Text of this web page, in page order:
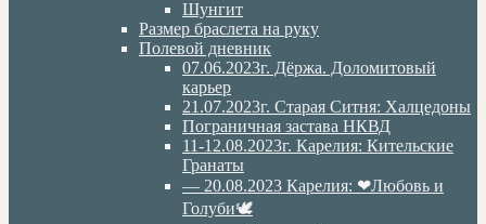
Шунгит
Размер браслета на руку
Полевой дневник
07.06.2023г. Дёржа. Доломитовый
карьер
21.07.2023г. Старая Ситня: Халцедоны
Пограничная застава НКВД
11-12.08.2023г. Карелия: Кительские
Гранаты
— 20.08.2023 Карелия: ❤Любовь и
Голуби🕊